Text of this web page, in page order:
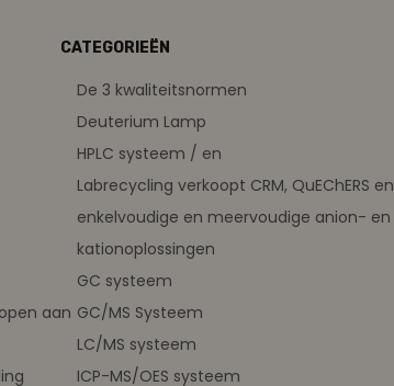
aan
CATEGORIEËN
De 3 kwaliteitsnormen
Deuterium Lamp
HPLC systeem / en
Labrecycling verkoopt CRM, QuEChERS en
enkelvoudige en meervoudige anion- en
kationoplossingen
GC systeem
GC/MS Systeem
LC/MS systeem
ICP-MS/OES systeem